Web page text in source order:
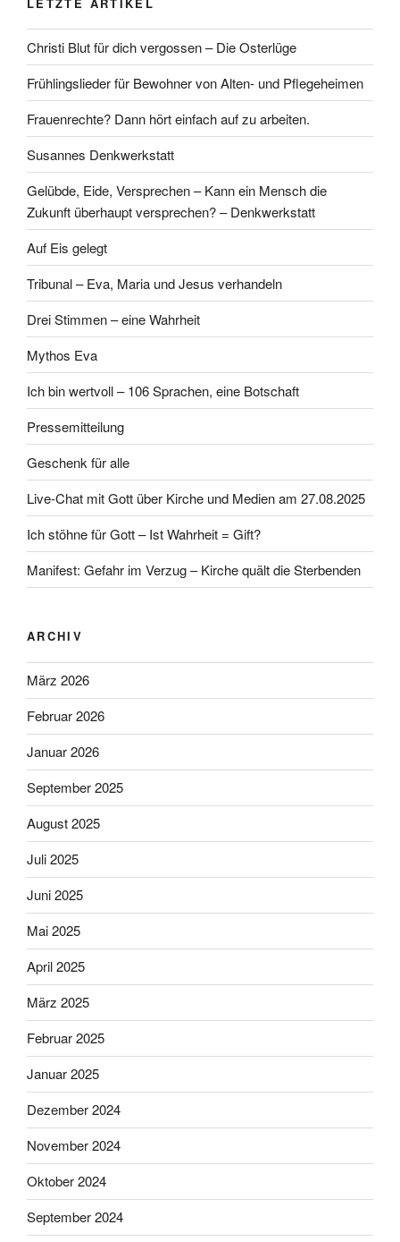
Christi Blut für dich vergossen – Die Osterlüge
Frühlingslieder für Bewohner von Alten- und Pflegeheimen
Frauenrechte? Dann hört einfach auf zu arbeiten.
Susannes Denkwerkstatt
Gelübde, Eide, Versprechen – Kann ein Mensch die
Zukunft überhaupt versprechen? – Denkwerkstatt
Auf Eis gelegt
Tribunal – Eva, Maria und Jesus verhandeln
Drei Stimmen – eine Wahrheit
Mythos Eva
Ich bin wertvoll – 106 Sprachen, eine Botschaft
Pressemitteilung
Geschenk für alle
Live-Chat mit Gott über Kirche und Medien am 27.08.2025
Ich stöhne für Gott – Ist Wahrheit = Gift?
Manifest: Gefahr im Verzug – Kirche quält die Sterbenden
ARCHIV
März 2026
Februar 2026
Januar 2026
September 2025
August 2025
Juli 2025
Juni 2025
Mai 2025
April 2025
März 2025
Februar 2025
Januar 2025
Dezember 2024
November 2024
Oktober 2024
September 2024